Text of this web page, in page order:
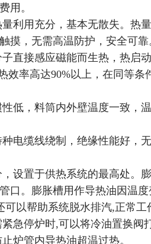
用。
利用充分，基本无散失。热
摸，无需高温防护，安全可靠
直接感应磁能而生热，热启
效率高达90%以上，在同等条
低，料筒内外壁温度一致，
电缆线绕制，绝缘性能好，
设置于供热系统的最高处。膨
口。膨胀槽用作导热油因温
以帮助系统脱水排汽,正常工
急停炉时,可以将冷油置换阀
炉管内导热油超温过热。